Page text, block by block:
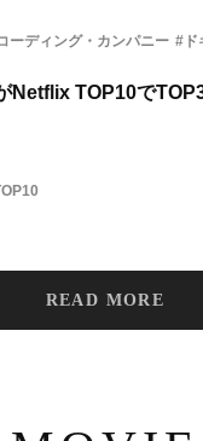
ーディング・カンパニー #ド
Netflix TOP10で
READ MORE